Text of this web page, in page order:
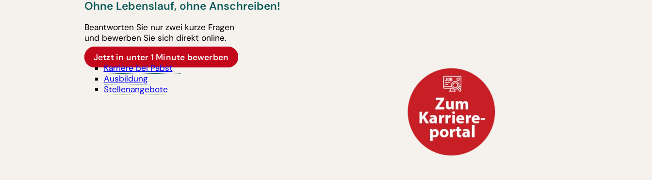
Ohne Lebenslauf, ohne Anschreiben!
Beantworten Sie nur zwei kurze Fragen
und bewerben Sie sich direkt online.
Jetzt in unter 1 Minute bewerben
Karriere bei Pabst
Ausbildung
Stellenangebote